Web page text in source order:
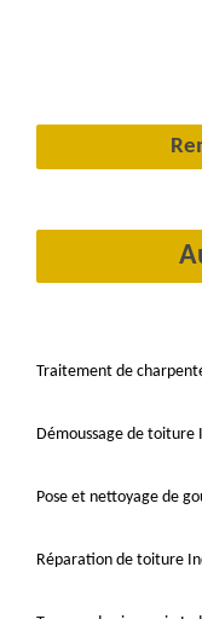
Traitement de
Démoussage de toiture
Pose et nettoyage de
Réparation de toiture